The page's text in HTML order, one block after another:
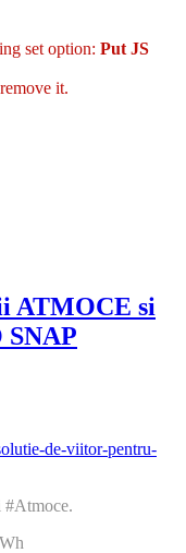
set option: Put JS
it.
ATMOCE si
de-viitor-pentru-
#Atmoce.